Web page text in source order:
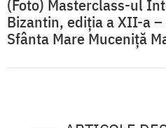
(Foto) Masterclass-ul
Bizantin, ediția a XII-a
Sfânta Mare Muceniță